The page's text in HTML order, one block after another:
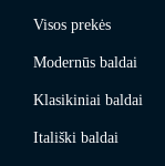
Visos prekės
Modernūs baldai
Klasikiniai baldai
Itališki baldai